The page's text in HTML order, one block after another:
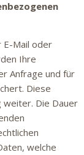
E-Mail oder
Ihre
Anfrage und für
Diese
weiter. Die Dauer
welche